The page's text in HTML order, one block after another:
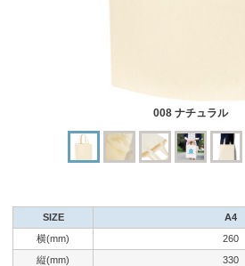
008 ナチュラル
SIZE
A4
横(mm)
260
縦(mm)
330